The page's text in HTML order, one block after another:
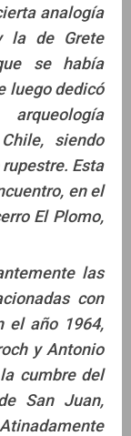
analogía
la de Grete
se había
luego dedicó
siendo
Esta
en el
El Plomo,
las
con
el año 1964,
y Antonio
cumbre del
San Juan,